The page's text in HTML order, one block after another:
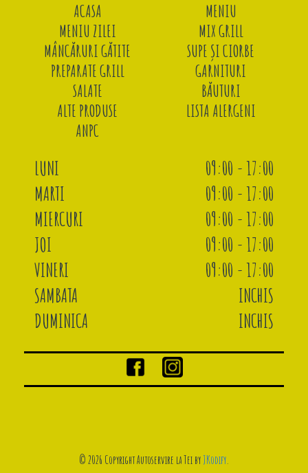
ACASA
MENIU
MENIU ZILEI
MIX GRILL
MÂNCĂRURI GĂTITE
SUPE ȘI CIORBE
PREPARATE GRILL
GARNITURI
SALATE
BĂUTURI
ALTE PRODUSE
LISTA ALERGENI
ANPC
LUNI
09:00 - 17:00
MARTI
09:00 - 17:00
MIERCURI
09:00 - 17:00
JOI
09:00 - 17:00
VINERI
09:00 - 17:00
SAMBATA
INCHIS
DUMINICA
INCHIS
© 2026 Copyright Autoservire la Tei byJKodify.